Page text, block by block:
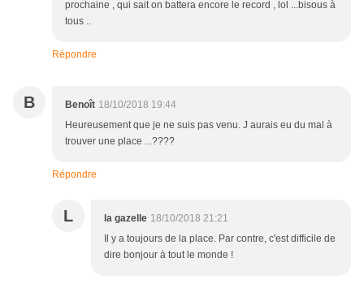
prochaine , qui sait on battera encore le record , lol ...bisous à
tous ..
Répondre
B Benoît 18/10/2018 19:44
Heureusement que je ne suis pas venu. J aurais eu du mal à
trouver une place ...????
Répondre
L la gazelle 18/10/2018 21:21
Il y a toujours de la place. Par contre, c'est difficile de
dire bonjour à tout le monde !